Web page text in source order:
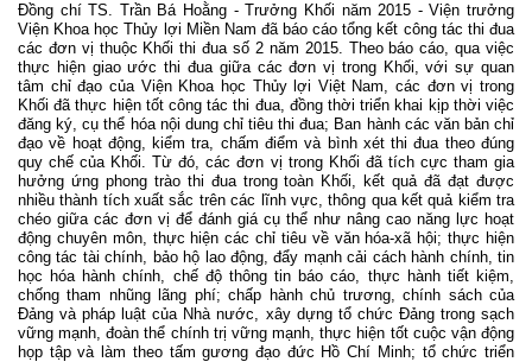
Đồng chí TS. Trần Bá Hoằng - Trưởng Khối năm 2015 - Viện trưởng
Viện Khoa học Thủy lợi Miền Nam đã báo cáo tổng kết công tác thi đua
các đơn vị thuộc Khối thi đua số 2 năm 2015. Theo báo cáo, qua việc
thực hiện giao ước thi đua giữa các đơn vị trong Khối, với sự quan
tâm chỉ đạo của Viện Khoa học Thủy lợi Việt Nam, các đơn vị trong
Khối đã thực hiện tốt công tác thi đua, đồng thời triển khai kịp thời việc
đăng ký, cụ thể hóa nội dung chỉ tiêu thi đua; Ban hành các văn bản chỉ
đạo về hoạt động, kiểm tra, chấm điểm và bình xét thi đua theo đúng
quy chế của Khối. Từ đó, các đơn vị trong Khối đã tích cực tham gia
hưởng ứng phong trào thi đua trong toàn Khối, kết quả đã đạt được
nhiều thành tích xuất sắc trên các lĩnh vực, thông qua kết quả kiểm tra
chéo giữa các đơn vị để đánh giá cụ thể như nâng cao năng lực hoạt
động chuyên môn, thực hiện các chỉ tiêu về văn hóa-xã hội; thực hiện
công tác tài chính, bảo hộ lao động, đẩy mạnh cải cách hành chính, tin
học hóa hành chính, chế độ thông tin báo cáo, thực hành tiết kiệm,
chống tham nhũng lãng phí; chấp hành chủ trương, chính sách của
Đảng và pháp luật của Nhà nước, xây dựng tổ chức Đảng trong sạch
vững mạnh, đoàn thể chính trị vững mạnh, thực hiện tốt cuộc vận động
họp tập và làm theo tấm gương đạo đức Hồ Chí Minh; tổ chức triển